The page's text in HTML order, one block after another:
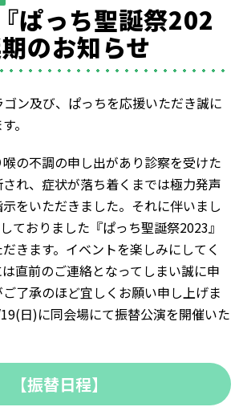
ぱっち聖誕祭202
のお知らせ
ン及び、ぱっちを応援いただき誠に
。
の不調の申し出があり診察を受けた
れ、症状が落ち着くまでは極力発声
をいただきました。それに伴いまし
ておりました『ぱっち聖誕祭2023』
きます。イベントを楽しみにしてく
直前のご連絡となってしまい誠に申
了承のほど宜しくお願い申し上げま
日)に同会場にて振替公演を開催いた
【振替日程】